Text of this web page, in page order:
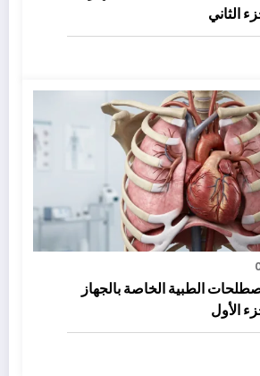
الثاني
10 :المصطلحات الطبية الخاصة بالجهاز
الأول